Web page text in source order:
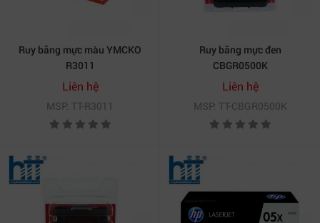
Ruy băng mực màu YMCKO
R3011
Liên hệ
MSP: TT-R3011
Ruy băng mực đen
CBGR0500K
Liên hệ
MSP: TT-CBGR0500K